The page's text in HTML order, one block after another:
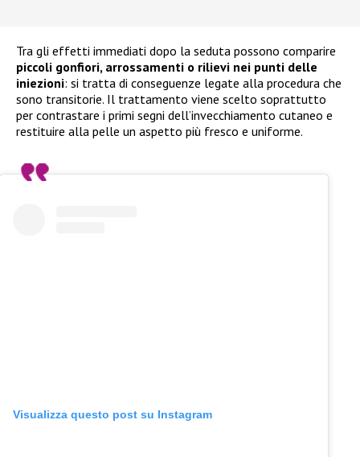
Tra gli effetti immediati dopo la seduta possono comparire
piccoli gonfiori, arrossamenti o rilievi nei punti delle
iniezioni: si tratta di conseguenze legate alla procedura che
sono transitorie. Il trattamento viene scelto soprattutto
per contrastare i primi segni dell’invecchiamento cutaneo e
restituire alla pelle un aspetto più fresco e uniforme.
Visualizza questo post su Instagram